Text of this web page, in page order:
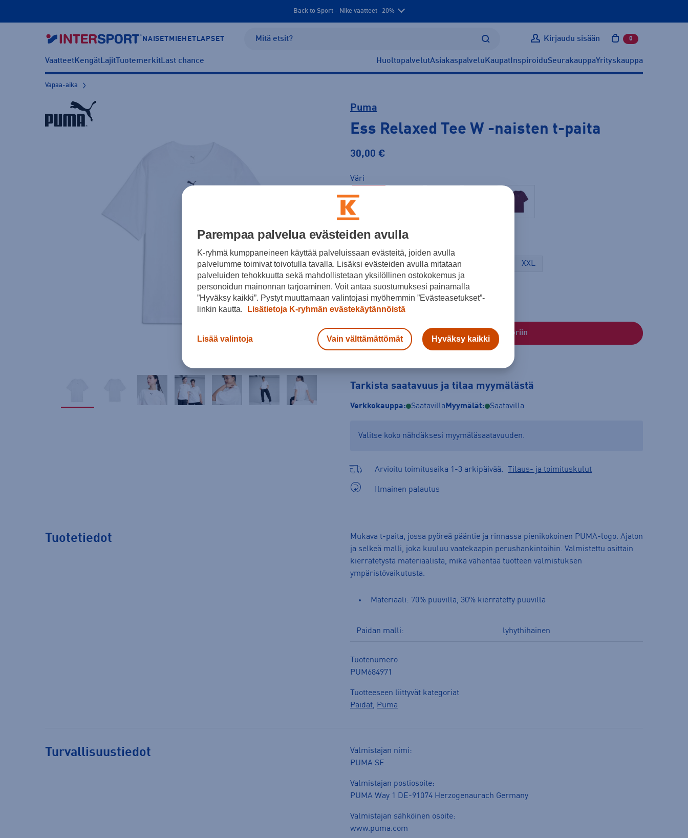
Back to Sport - Nike vaatteet -20%
NAISET MIEHET LAPSET Kirjaudu sisään 0 tuotetta
VaatteetKengätLajitTuotemerkitLast chance HuoltopalvelutAsiakaspalvelu Kaupat InspiroiduSeurakauppaYrityskauppa
Vapaa-aika
Puma
Ess Relaxed Tee W -naisten t-paita
30,00 €
Väri
XS S M L XXL
Kokotaulukko
Lisää ostoskoriin
Tarkista saatavuus ja tilaa myymälästä
Verkkokauppa: Saatavilla Myymälät: Saatavilla
Valitse koko nähdäksesi myymäläsaatavuuden.
Arvioitu toimitusaika 1-3 arkipäivää. Tilaus- ja toimituskulut
Ilmainen palautus
Tuotetiedot
Mukava t-paita, jossa pyöreä pääntie ja rinnassa pienikokoinen PUMA-logo. Ajaton
ja selkeä malli, joka kuuluu vaatekaapin perushankintoihin. Valmistettu osittain
kierrätetystä materiaalista, mikä vähentää tuotteen valmistuksen
ympäristövaikutusta.
Materiaali: 70% puuvilla, 30% kierrätetty puuvilla
Paidan malli: lyhythihainen
Tuotenumero
PUM684971
Tuotteeseen liittyvät kategoriat
Paidat, Puma
Turvallisuustiedot
Valmistajan nimi:
PUMA SE
Valmistajan postiosoite:
PUMA Way 1 DE-91074 Herzogenaurach Germany
Valmistajan sähköinen osoite:
www.puma.com
Parempaa palvelua evästeiden avulla
K-ryhmä kumppaneineen käyttää palveluissaan evästeitä, joiden avulla
palvelumme toimivat toivotulla tavalla. Lisäksi evästeiden avulla mitataan
palveluiden tehokkuutta sekä mahdollistetaan yksilöllinen ostokokemus ja
personoidun mainonnan tarjoaminen. Voit antaa suostumuksesi painamalla
”Hyväksy kaikki”. Pystyt muuttamaan valintojasi myöhemmin ”Evästeasetukset”-
linkin kautta.
Lisätietoja K-ryhmän evästekäytännöistä
Lisää valintoja Vain välttämättömät Hyväksy kaikki